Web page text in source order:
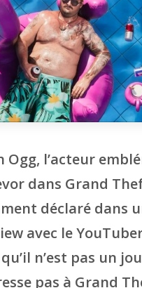
Ogg, l’acteur
dans Grand
déclaré dans
avec le
n’est pas un
pas à Grand